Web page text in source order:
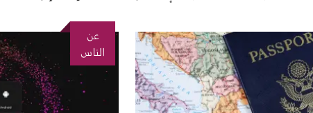
عن
الناس
الصورة